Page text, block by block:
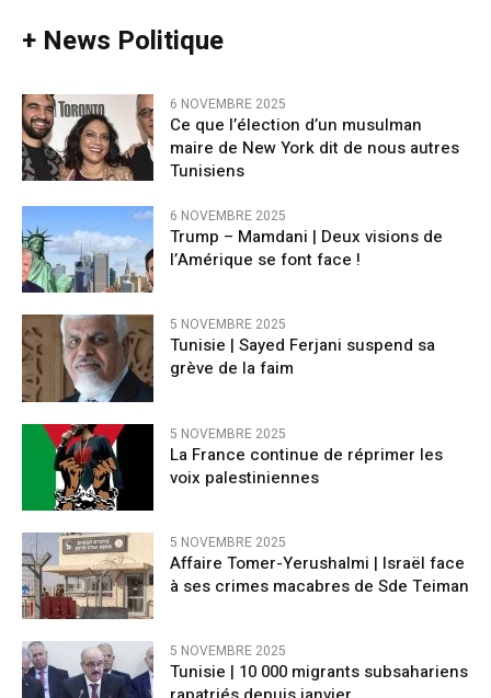
+ News Politique
6 NOVEMBRE 2025
Ce que l’élection d’un musulman
maire de New York dit de nous autres
Tunisiens
6 NOVEMBRE 2025
Trump – Mamdani | Deux visions de
l’Amérique se font face !
5 NOVEMBRE 2025
Tunisie | Sayed Ferjani suspend sa
grève de la faim
5 NOVEMBRE 2025
La France continue de réprimer les
voix palestiniennes
5 NOVEMBRE 2025
Affaire Tomer-Yerushalmi | Israël face
à ses crimes macabres de Sde Teiman
5 NOVEMBRE 2025
Tunisie | 10 000 migrants subsahariens